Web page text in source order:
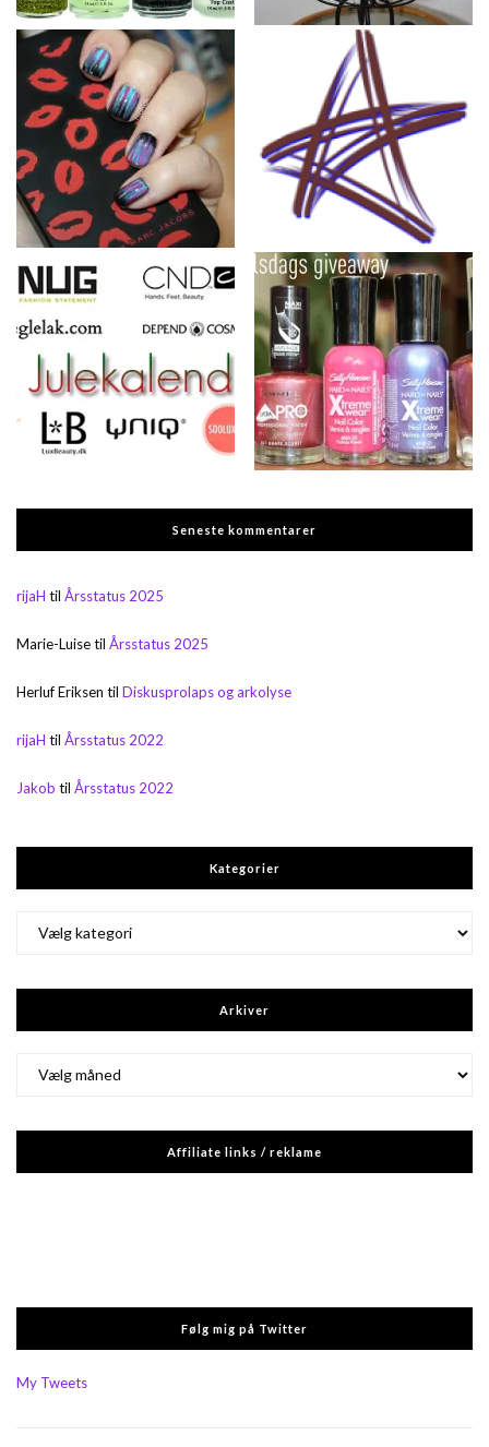
Seneste kommentarer
rijaH til Årsstatus 2025
Marie-Luisetil Årsstatus 2025
Herluf Eriksen til Diskusprolaps og arkolyse
rijaH til Årsstatus 2022
Jakob til Årsstatus 2022
Kategorier
Arkiver
Affiliate links / reklame
Følg mig på Twitter
My Tweets